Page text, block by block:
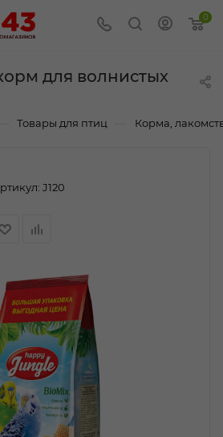
0
для волнистых
Товары для птиц Корма,
J120